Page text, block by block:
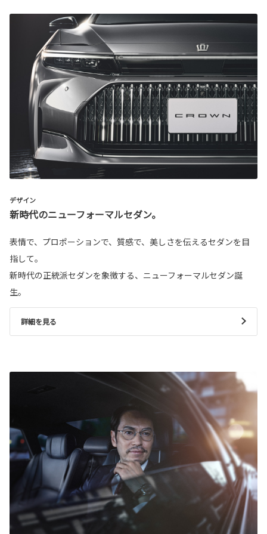
デザイン
新時代のニューフォーマルセダン。
表情で、プロポーションで、質感で、美しさを伝えるセダンを目
指して。
新時代の正統派セダンを象徴する、ニューフォーマルセダン誕
生。
詳細を見る